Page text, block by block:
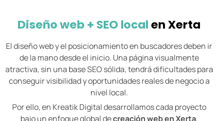
Diseño web + SEO local en Xerta
El diseño web y el posicionamiento en buscadores deben ir
de la mano desde el inicio. Una página visualmente
atractiva, sin una base SEO sólida, tendrá dificultades para
conseguir visibilidad y oportunidades reales de negocio a
nivel local.
Por ello, en Kreatik Digital desarrollamos cada proyecto
bajo un enfoque global decreación web en Xerta,